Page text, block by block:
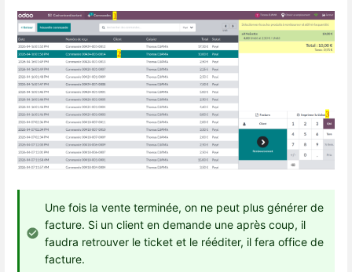
Une fois la vente terminée, on ne peut plus générer de
facture. Si un client en demande une après coup, il
faudra retrouver le ticket et le rééditer, il fera office de
facture.